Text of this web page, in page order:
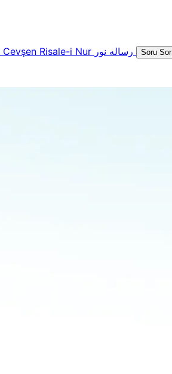
Cevşen Risale-i Nur Soru Sor